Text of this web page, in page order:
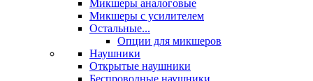
Микшеры аналоговые
Микшеры с усилителем
Остальные...
Опции для микшеров
Наушники
Открытые наушники
Беспроводные наушники